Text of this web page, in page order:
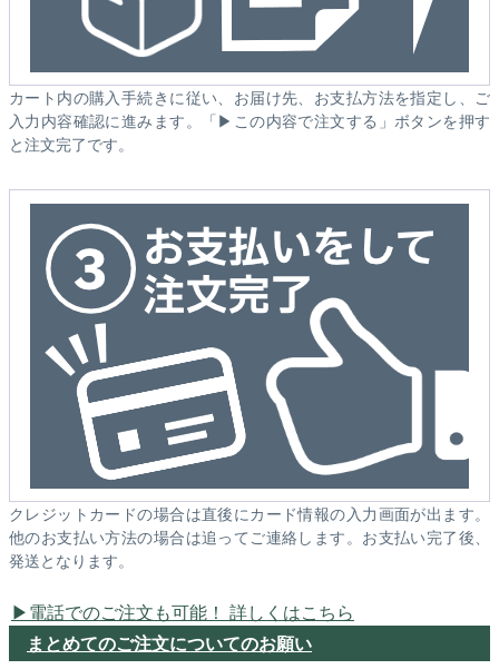
カート内の購入手続きに従い、お届け先、お支払方法を指定し、ご
入力内容確認に進みます。「▶この内容で注文する」ボタンを押す
と注文完了です。
クレジットカードの場合は直後にカード情報の入力画面が出ます。
他のお支払い方法の場合は追ってご連絡します。お支払い完了後、
発送となります。
電話でのご注文も可能！ 詳しくはこちら
まとめてのご注文についてのお願い